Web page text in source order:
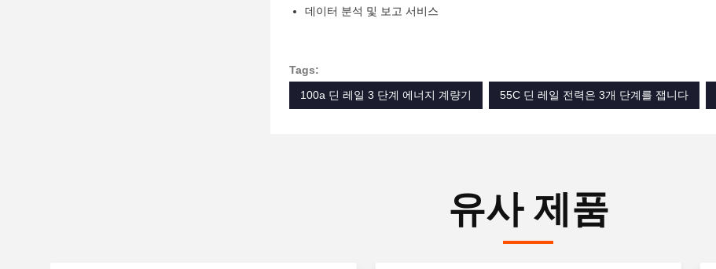
데이터 분석 및 보고 서비스
Tags:
100a 딘 레일 3 단계 에너지 계량기
55C 딘 레일 전력은 3개 단계를 잽니다
유사 제품